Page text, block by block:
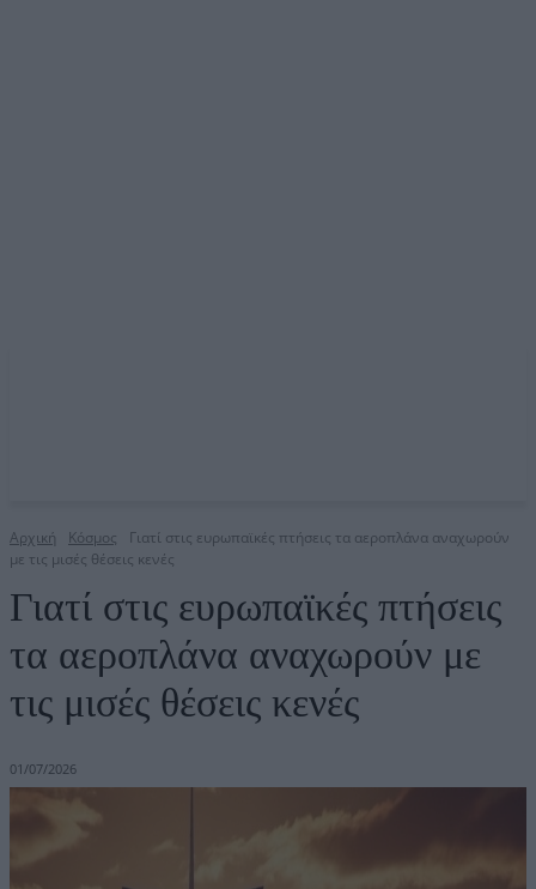
Αρχική Κόσμος
Γιατί στις ευρωπαϊκές πτήσεις τα αεροπλάνα αναχωρούν
με τις μισές θέσεις κενές
Γιατί στις ευρωπαϊκές πτήσεις
τα αεροπλάνα αναχωρούν με
τις μισές θέσεις κενές
01/07/2026